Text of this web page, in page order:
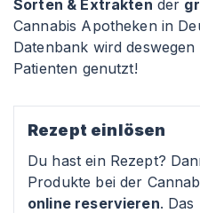
Sorten & Extrakten der
Cannabis Apotheken in
Datenbank wird
Patienten genutzt!
Rezept einlösen
Du hast ein Rezept?
Produkte bei der
online reservieren.